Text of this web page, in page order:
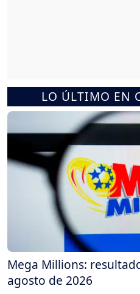
LO ÚLTIMO EN
Mega Millions:
agosto de 2026